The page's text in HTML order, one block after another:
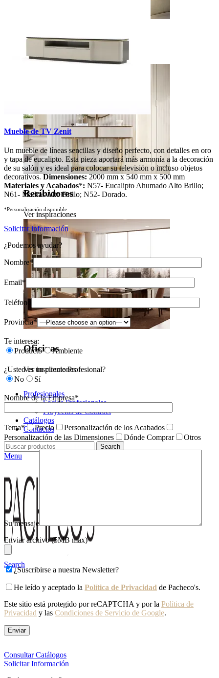
Dormitorios
Ver inspiraciones
Recibidores
Ver inspiraciones
Oficinas
Ver inspiraciones
Profesionales
Socios Profesionales
Proyectos de Contract
Catálogos
Contactos
Search
Menu
Search
Mueble de TV Zenit
Un mueble de líneas sencillas y diseño perfecto, con detalles en oro
y tapa de eucalipto. Esta pieza aportará más armonía a la decoración
de su salón y es ideal para colocar su televisión o incluso objetos
decorativos.Dimensiones:2000 mm x 540 mm x 500 mm
Materiales y Acabados*: N57- Eucalipto Ahumado Alto Brillo;
N61- Madras Alto Brillo; N52- Dorado.
*Personalización disponible
Solicitar información
¿Podemos ayudar?
Nombre*
Email*
Teléfono
Provincia*
Te interesa:
Producto
Ambiente
¿Usted es un cliente Profesional?
No
Sí
Nombre de la Empresa*
Tema* Precio
Personalización de los Acabados
Personalización de las Dimensiones
Dónde Comprar Otros
Su mensaje
Enviar archivo (5MB max)
¿Suscribirse a nuestra Newsletter?
He leído y aceptado la Política de Privacidad de Pacheco's.
Este sitio está protegido por reCAPTCHA y por la Política de
Privacidad y las Condiciones de Servicio de Google.
Consultar Catálogos
Solicitar Información